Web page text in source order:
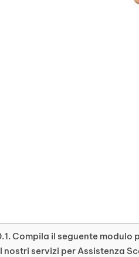
Compila il seguente modulo
I nostri servizi per Assistenza